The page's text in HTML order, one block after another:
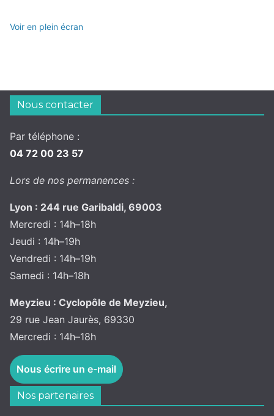
Voir en plein écran
Nous contacter
Par téléphone :
04 72 00 23 57
Lors de nos permanences :
Lyon : 244 rue Garibaldi, 69003
Mercredi : 14h–18h
Jeudi : 14h–19h
Vendredi : 14h–19h
Samedi : 14h–18h
Meyzieu : Cyclopôle de Meyzieu,
29 rue Jean Jaurès, 69330
Mercredi : 14h–18h
Nous écrire un e-mail
Nos partenaires